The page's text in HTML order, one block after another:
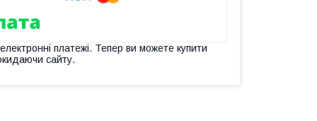
платежі. Тепер ви можете купити
сайту.